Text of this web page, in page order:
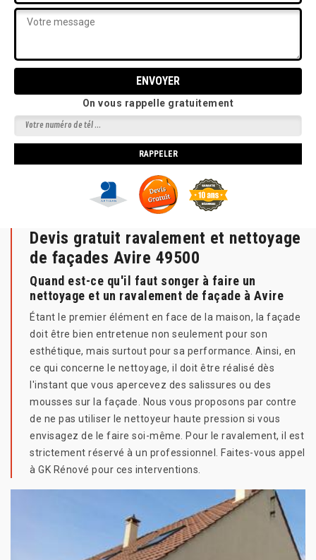
On vous rappelle gratuitement
Devis gratuit ravalement et nettoyage
de façades Avire 49500
Quand est-ce qu'il faut songer à faire un
nettoyage et un ravalement de façade à Avire
Étant le premier élément en face de la maison, la façade
doit être bien entretenue non seulement pour son
esthétique, mais surtout pour sa performance. Ainsi, en
ce qui concerne le nettoyage, il doit être réalisé dès
l'instant que vous apercevez des salissures ou des
mousses sur la façade. Nous vous proposons par contre
de ne pas utiliser le nettoyeur haute pression si vous
envisagez de le faire soi-même. Pour le ravalement, il est
strictement réservé à un professionnel. Faites-vous appel
à GK Rénové pour ces interventions.